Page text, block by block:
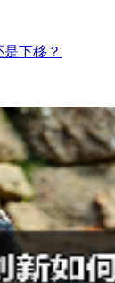
下移？